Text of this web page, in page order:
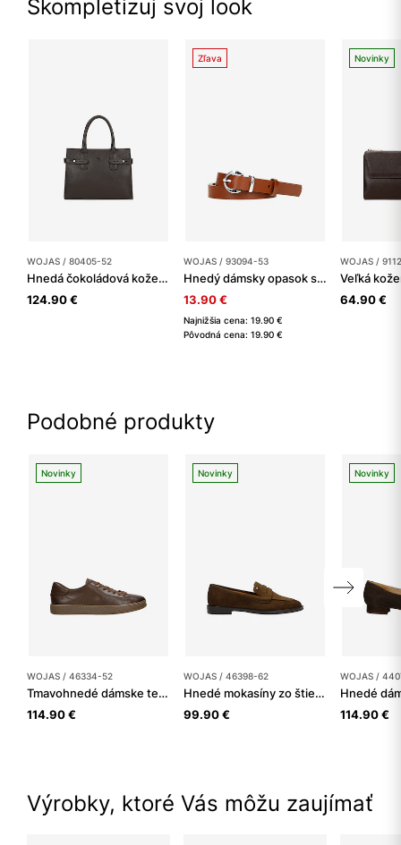
Skompletizuj svoj look
WOJAS / 80405-52
Hnedá čokoládová kožená kabelka
124.90 €
Zľava
WOJAS / 93094-53
Hnedý dámsky opasok so striebornou prackou
13.90 €
Najnižšia cena: 19.90 €
Pôvodná cena: 19.90 €
Novinky
WOJAS /
64.90 €
Podobné produkty
Novinky
WOJAS / 46334-52
Tmavohnedé dámske tenisky z lícnej kože
114.90 €
Novinky
WOJAS / 46398-62
Hnedé mokasíny zo štiepenky
99.90 €
Novinky
WOJAS /
114.90 €
Výrobky, ktoré Vás môžu zaujímať